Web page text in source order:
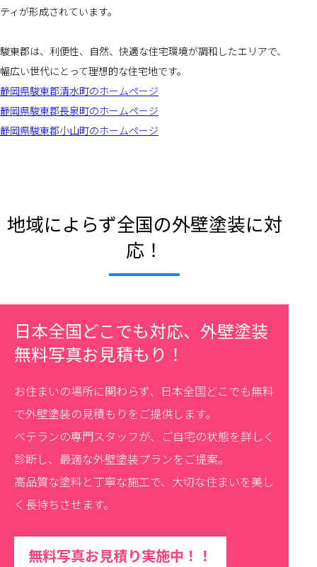
ティが形成されています。
駿東郡は、利便性、自然、快適な住宅環境が調和したエリアで、
幅広い世代にとって理想的な住宅地です。
静岡県駿東郡清水町のホームページ
静岡県駿東郡長泉町のホームページ
静岡県駿東郡小山町のホームページ
地域によらず全国の外壁塗装に対
応！
日本全国どこでも対応、外壁塗装
無料写真お見積もり！
お住まいの場所に関わらず、日本全国どこでも無料
で外壁塗装の見積もりをご提供します。
ベテランの専門スタッフが、ご自宅の状態を詳しく
診断し、最適な外壁塗装プランをご提案。
高品質な塗料と丁寧な施工で、大切な住まいを美し
く長持ちさせます。
無料写真お見積り実施中！！